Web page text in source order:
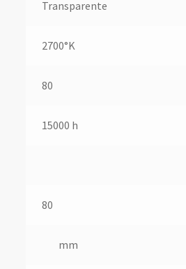
Transparente
2700°K
80
15000 h
80
mm